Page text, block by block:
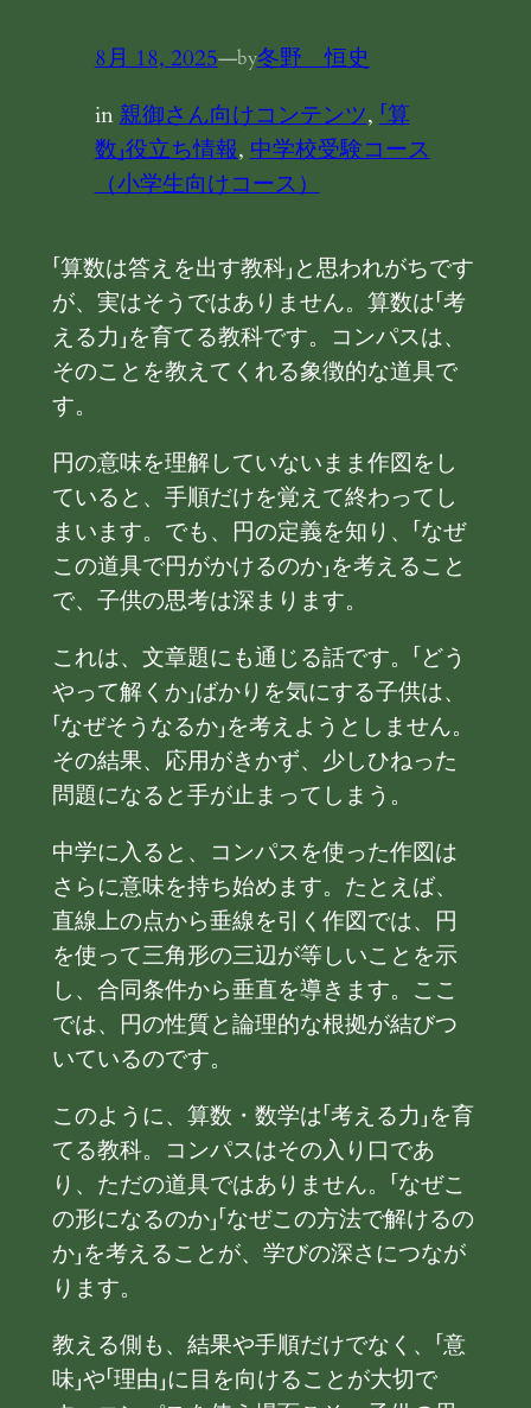
8月 18, 2025—by冬野 恒史
in親御さん向けコンテンツ, 「算
数」役立ち情報, 中学校受験コース
（小学生向けコース）
「算数は答えを出す教科」と思われがちです
が、実はそうではありません。算数は「考
える力」を育てる教科です。コンパスは、
そのことを教えてくれる象徴的な道具で
す。
円の意味を理解していないまま作図をし
ていると、手順だけを覚えて終わってし
まいます。でも、円の定義を知り、「なぜ
この道具で円がかけるのか」を考えること
で、子供の思考は深まります。
これは、文章題にも通じる話です。「どう
やって解くか」ばかりを気にする子供は、
「なぜそうなるか」を考えようとしません。
その結果、応用がきかず、少しひねった
問題になると手が止まってしまう。
中学に入ると、コンパスを使った作図は
さらに意味を持ち始めます。たとえば、
直線上の点から垂線を引く作図では、円
を使って三角形の三辺が等しいことを示
し、合同条件から垂直を導きます。ここ
では、円の性質と論理的な根拠が結びつ
いているのです。
このように、算数・数学は「考える力」を育
てる教科。コンパスはその入り口であ
り、ただの道具ではありません。「なぜこ
の形になるのか」「なぜこの方法で解けるの
か」を考えることが、学びの深さにつなが
ります。
教える側も、結果や手順だけでなく、「意
味」や「理由」に目を向けることが大切で